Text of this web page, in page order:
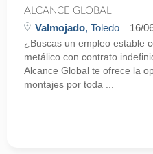
ALCANCE GLOBAL
Valmojado, Toledo 16/
¿Buscas un empleo estable
metálico con contrato
Alcance Global te ofrece la
montajes por toda ...